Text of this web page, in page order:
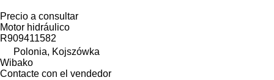
Precio a consultar
Motor hidráulico
R909411582
Polonia, Kojszówka
Wibako
Contacte con el vendedor